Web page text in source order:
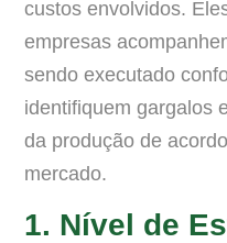
custos envolvidos.
empresas
sendo executado
identifiquem gargalos
da produção de
mercado.
1. Nível de